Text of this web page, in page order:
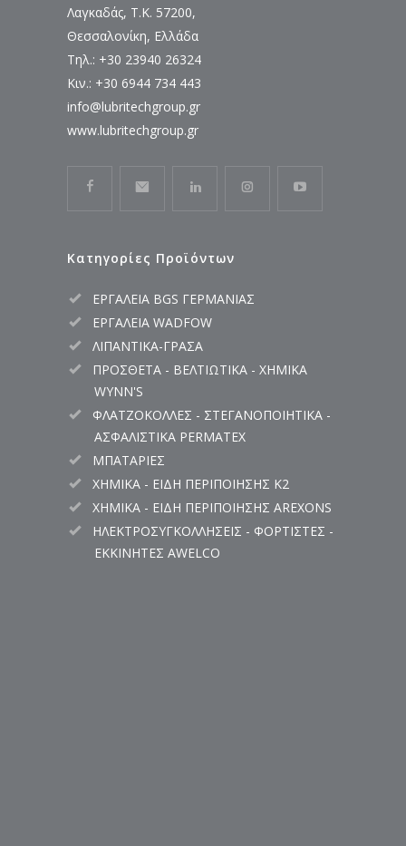
Λαγκαδάς, Τ.Κ. 57200,
Θεσσαλονίκη, Ελλάδα
Τηλ.: +30 23940 26324
Κιν.: +30 6944 734 443
info@lubritechgroup.gr
www.lubritechgroup.gr
Κατηγορίες Προϊόντων
ΕΡΓΑΛΕΙΑ BGS ΓΕΡΜΑΝΙΑΣ
ΕΡΓΑΛΕΙΑ WADFOW
ΛΙΠΑΝΤΙΚΑ-ΓΡΑΣΑ
ΠΡΟΣΘΕΤΑ - ΒΕΛΤΙΩΤΙΚΑ - ΧΗΜΙΚΑ
WYNN'S
ΦΛΑΤΖΟΚΟΛΛΕΣ - ΣΤΕΓΑΝΟΠΟΙΗΤΙΚΑ -
ΑΣΦΑΛΙΣΤΙΚΑ PERMATEX
ΜΠΑΤΑΡΙΕΣ
ΧΗΜΙΚΑ - ΕΙΔΗ ΠΕΡΙΠΟΙΗΣΗΣ K2
ΧΗΜΙΚΑ - ΕΙΔΗ ΠΕΡΙΠΟΙΗΣΗΣ AREXONS
ΗΛΕΚΤΡΟΣΥΓΚΟΛΛΗΣΕΙΣ - ΦΟΡΤΙΣΤΕΣ -
ΕΚΚΙΝΗΤΕΣ AWELCO